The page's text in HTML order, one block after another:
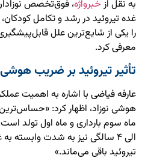
به نقل از خبرواژه، فوق‌تخصص
غده تیروئید در رشد و تکامل کودکان،
را یکی از شایع‌ترین علل
معرفی کرد.
تأثیر تیروئید بر ضریب هوشی
عارفه فیاضی با اشاره به اهمیت
هوشی نوزاد، اظهار کرد: «حساس‌ترین
الی ۴ سالگی نیز به شدت
تیروئید باقی می‌ماند.»